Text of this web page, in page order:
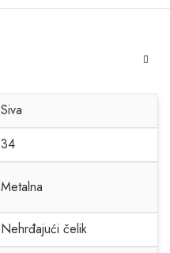
Siva
34
Metalna
Nehrđajući čelik